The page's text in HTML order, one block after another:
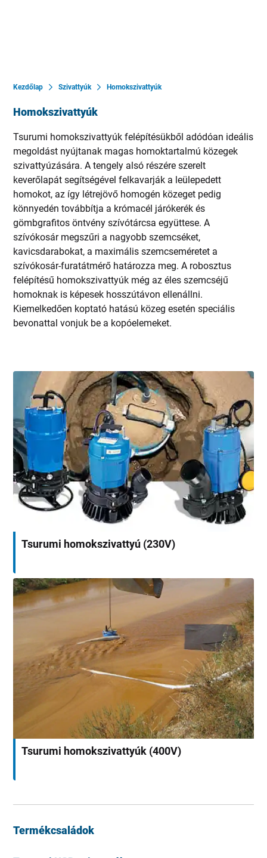
Kezdőlap Szivattyúk Homokszivattyúk
Homokszivattyúk
Tsurumi homokszivattyúk felépítésükből adódóan ideális
megoldást nyújtanak magas homoktartalmú közegek
szivattyúzására. A tengely alsó részére szerelt
keverőlapát segítségével felkavarják a leülepedett
homokot, az így létrejövő homogén közeget pedig
könnyedén továbbítja a krómacél járókerék és
gömbgrafitos öntvény szívótárcsa együttese. A
szívókosár megszűri a nagyobb szemcséket,
kavicsdarabokat, a maximális szemcseméretet a
szívókosár-furatátmérő határozza meg. A robosztus
felépítésű homokszivattyúk még az éles szemcséjű
homoknak is képesek hosszútávon ellenállni.
Kiemelkedően koptató hatású közeg esetén speciális
bevonattal vonjuk be a kopóelemeket.
Tsurumi homokszivattyú (230V)
Tsurumi homokszivattyúk (400V)
Termékcsaládok